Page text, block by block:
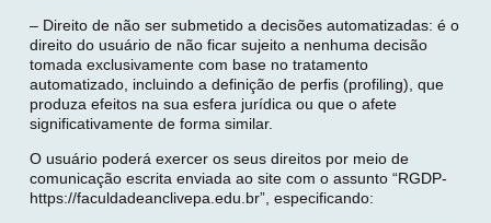
– Direito de não ser submetido a decisões automatizadas: é o
direito do usuário de não ficar sujeito a nenhuma decisão
tomada exclusivamente com base no tratamento
automatizado, incluindo a definição de perfis (profiling), que
produza efeitos na sua esfera jurídica ou que o afete
significativamente de forma similar.
O usuário poderá exercer os seus direitos por meio de
comunicação escrita enviada ao site com o assunto “RGDP-
https://faculdadeanclivepa.edu.br”, especificando: